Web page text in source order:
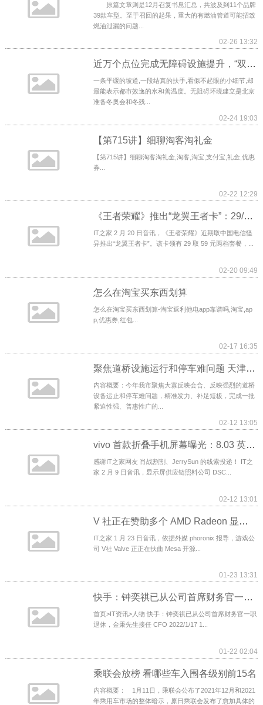
原篇文章则是12月召复书息汇总，共波及到11个品牌
39款车型。至于召回的起果，重大的有燃油管道可能招致
燃油泄漏的问题...
02-26 13:32
近万个点位完成无障碍设施提升，“双奥之城”静候冬残奥会启幕
一条平缓的坡道,一段结真的扶手,看似不起眼的小细节,却
最能表示都市效逸的水和善温度。无阻碍环境建立是北京
准备冬奥会和冬残...
02-24 19:03
【第715讲】细聊淘客淘礼金
【第715讲】细聊淘客淘礼金,淘客,淘宝,支付宝,礼金,优惠
券...
02-22 12:29
《王者荣耀》推出“龙翼王者卡”：29/59 元两档套餐，定向流量 30GB / 月
IT之家 2 月 20 日音讯，《王者荣耀》近期取中国电信怪
异推出“龙翼王者卡”。该卡领有 29 取 59 元两档套餐，...
02-20 09:49
怎么在淘宝买东西划算
怎么在淘宝买东西划算-淘宝返利他电app靠谱吗,淘宝,ap
p,优惠券,红包...
02-17 16:35
聚焦道桥设施运行和停车难问题 天津2022年增加停车泊位50
内容概要：今年我市聚焦大寡反映会合、反映强烈的道桥
设备运止和停车难问题，精准发力、补足短板，完成一批
紧迫性强、普惠性广的...
02-12 13:05
vivo 首款折叠手机屏幕曝光：8.03 英寸 LTPO 120Hz 三星外屏 + UTG 玻璃，上
感谢IT之家网友 肖战割割、JerrySun 的线索投递！ IT之
家 2 月 9 日音讯，显示屏供应链照料公司 DSC...
02-12 13:01
V 社正在赞助多个 AMD Radeon 显卡 Linux 驱动项目，进行 CI 测试
IT之家 1 月 23 日音讯，依据外媒 phoronix 报导，游戏公
司 V社 Valve 正正在扶曲 Mesa 开源...
01-23 13:31
快手：钟奕祺已从公司首席财务官一职退休，金秉先生接任 CFO
首页>IT资讯>人物 快手：钟奕祺已从公司首席财务官一职
退休，金秉先生接任 CFO 2022/1/17 1...
01-22 02:04
乘联会放榜 看哪些车入围各级别前15名
内容概要： 1月11日，乘联会公布了2021年12月和2021
年乘用车市场的整体暗示，原日乘联会发布了愈加具体的